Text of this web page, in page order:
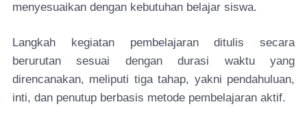
menyesuaikan dengan kebutuhan belajar siswa.
Langkah kegiatan pembelajaran ditulis secara
berurutan sesuai dengan durasi waktu yang
direncanakan, meliputi tiga tahap, yakni pendahuluan,
inti, dan penutup berbasis metode pembelajaran aktif.